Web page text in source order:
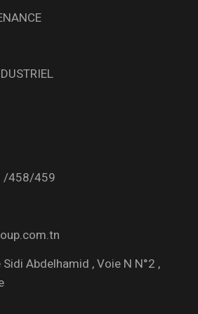
/458/459
Abdelhamid , Voie N N°2 ,